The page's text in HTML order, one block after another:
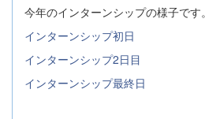
今年のインターンシップの様子です。
インターンシップ初日
インターンシップ2日目
インターンシップ最終日